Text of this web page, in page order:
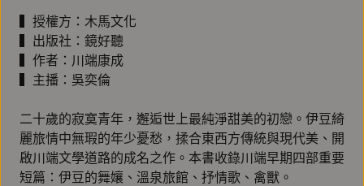
▍授權方：木馬文化
▍出版社：鏡好聽
▍作者：川端康成
▍主播：吳奕倫
二十歲的寂寞青年，邂逅世上最純淨甜美的初戀。伊豆綺
麗旅情中無瑕的年少憂愁，揉合東西方傳統與現代美、開
啟川端文學道路的成名之作。本書收錄川端早期四部重要
短篇：伊豆的舞孃、溫泉旅館、抒情歌、禽獸。